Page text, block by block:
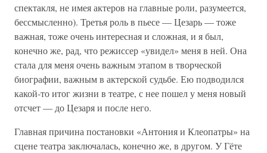
спектакля, не имея актеров на главные роли, разумеется,
бессмысленно). Третья роль в пьесе — Цезарь — тоже
важная, тоже очень интересная и сложная, и я был,
конечно же, рад, что режиссер «увидел» меня в ней. Она
стала для меня очень важным этапом в творческой
биографии, важным в актерской судьбе. Ею подводился
какой-то итог жизни в театре, с нее пошел у меня новый
отсчет — до Цезаря и после него.
Главная причина постановки «Антония и Клеопатры» на
сцене театра заключалась, конечно же, в другом. У Гёте